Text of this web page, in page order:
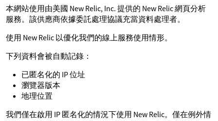
本網站使用由美國 New Relic, Inc. 提供的 New Relic 網頁分析
服務。該供應商依據委託處理協議充當資料處理者。
使用 New Relic 以優化我們的線上服務使用情形。
下列資料會被自動記錄：
已匿名化的 IP 位址
瀏覽器版本
地理位置
我們僅在啟用 IP 匿名化的情況下使用 New Relic。僅在例外情